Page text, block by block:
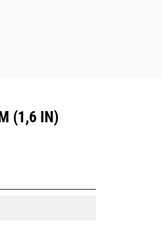
(1,6 IN)